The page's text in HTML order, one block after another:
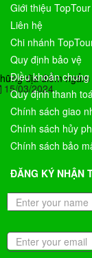
địa điểm
15/03/2024
Giới thiệu
Liên hệ
Chi nhánh
Quy định bảo vệ
Điều khoản chung
Quy định thanh
Chính sách giao
Chính sách hủy
Chính sách bảo
ĐĂNG KÝ NHẬN